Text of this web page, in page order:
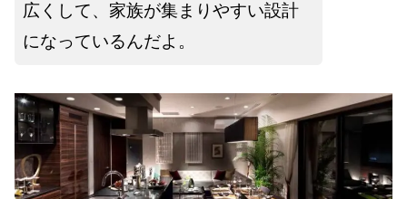
広くして、家族が集まりやすい設計
になっているんだよ。